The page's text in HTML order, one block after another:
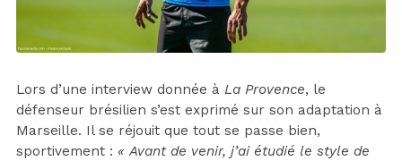
Lors d’une interview donnée à La Provence, le
défenseur brésilien s’est exprimé sur son adaptation à
Marseille. Il se réjouit que tout se passe bien,
sportivement : « Avant de venir, j’ai étudié le style de